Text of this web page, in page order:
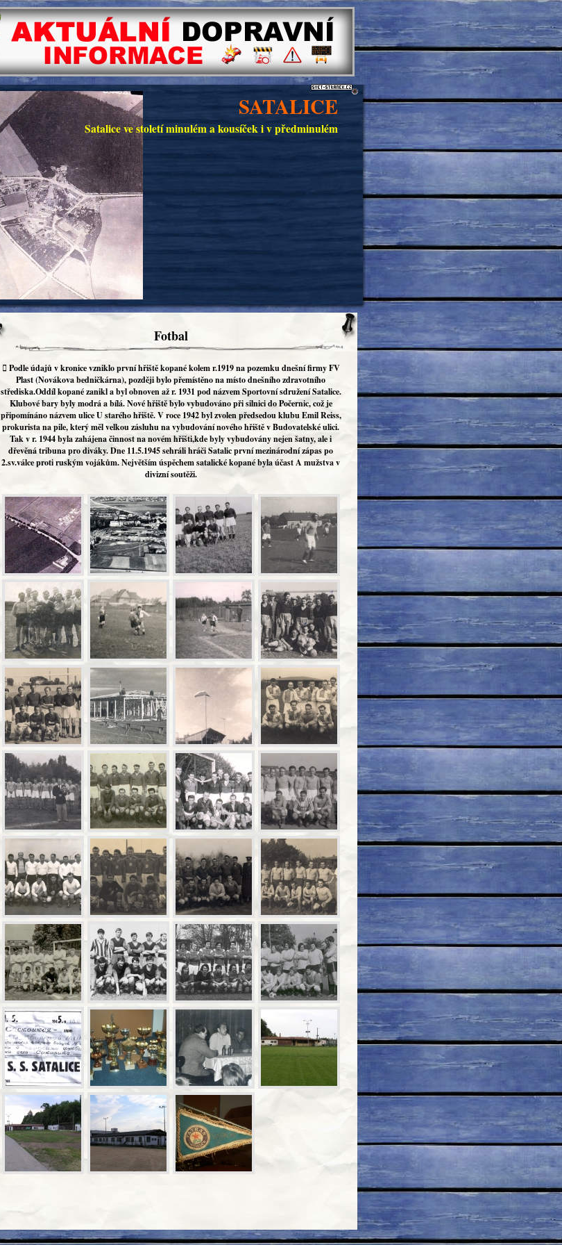
SATALICE
Satalice ve století minulém a kousíček i v předminulém
Fotbal
 Podle údajů v kronice vzniklo první hřiště kopané kolem r.1919 na pozemku dnešní firmy FV
Plast (Novákova bedničkárna), později bylo přemístěno na místo dnešního zdravotního
střediska.Oddíl kopané zanikl a byl obnoven až r. 1931 pod názvem Sportovní sdružení Satalice.
Klubové bary byly modrá a bílá. Nové hřiště bylo vybudováno při silnici do Počernic, což je
připomínáno názvem ulice U starého hřiště. V roce 1942 byl zvolen předsedou klubu Emil Reiss,
prokurista na pile, který měl velkou zásluhu na vybudování nového hřiště v Budovatelské ulici.
Tak v r. 1944 byla zahájena činnost na novém hřišti,kde byly vybudovány nejen šatny, ale i
dřevěná tribuna pro diváky. Dne 11.5.1945 sehráli hráči Satalic první mezinárodní zápas po
2.sv.válce proti ruským vojákům. Největším úspěchem satalické kopané byla účast A mužstva v
divizní soutěži.